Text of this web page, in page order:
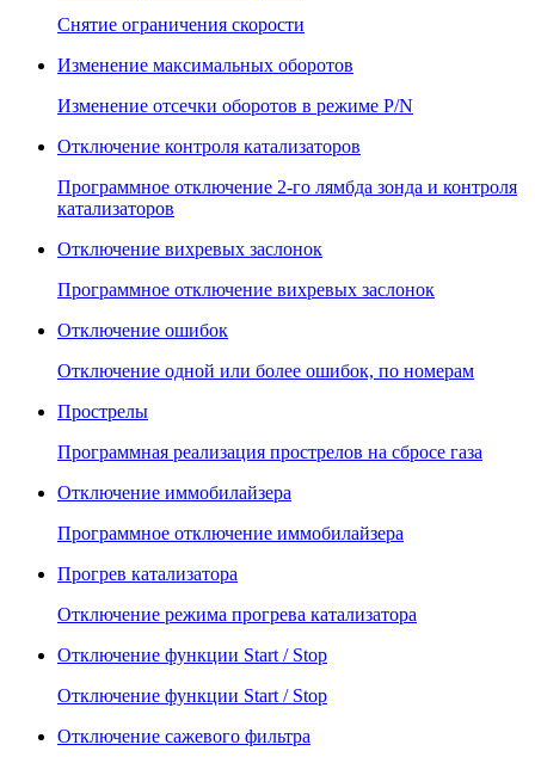
Снятие ограничения скорости
Изменение максимальных оборотов
Изменение отсечки оборотов в режиме P/N
Отключение контроля катализаторов
Программное отключение 2-го лямбда зонда и контроля
катализаторов
Отключение вихревых заслонок
Программное отключение вихревых заслонок
Отключение ошибок
Отключение одной или более ошибок, по номерам
Прострелы
Программная реализация прострелов на сбросе газа
Отключение иммобилайзера
Программное отключение иммобилайзера
Прогрев катализатора
Отключение режима прогрева катализатора
Отключение функции Start / Stop
Отключение функции Start / Stop
Отключение сажевого фильтра